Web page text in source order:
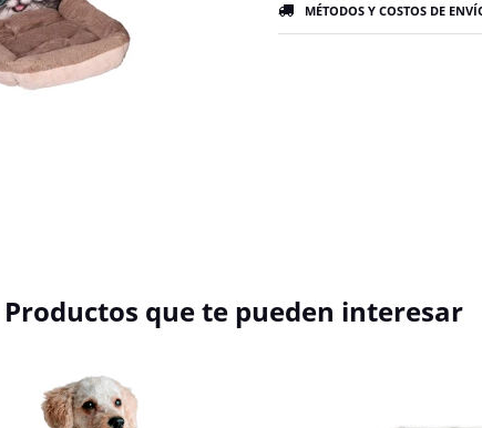
MÉTODOS Y COSTOS DE
Productos que te pueden interesar